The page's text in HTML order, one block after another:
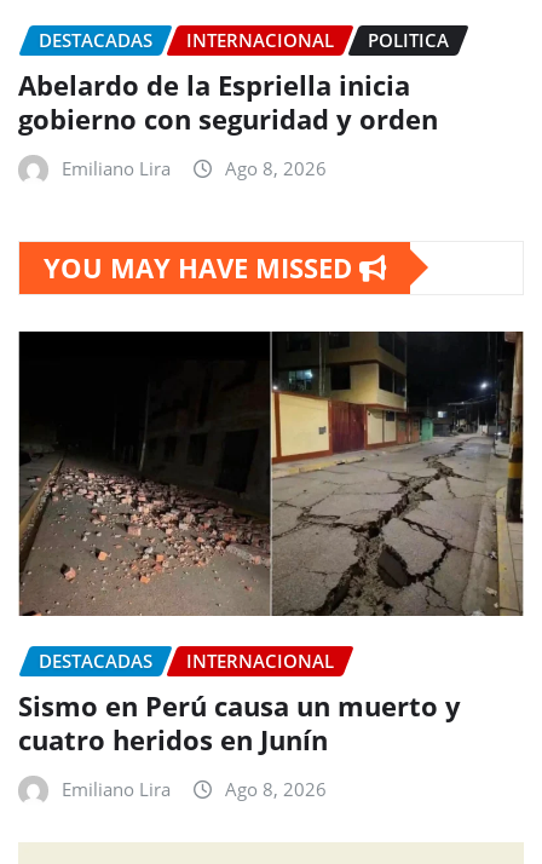
DESTACADAS INTERNACIONAL POLITICA
Abelardo de la Espriella inicia
gobierno con seguridad y orden
Emiliano Lira Ago 8, 2026
YOU MAY HAVE MISSED
DESTACADAS INTERNACIONAL
Sismo en Perú causa un muerto y
cuatro heridos en Junín
Emiliano Lira Ago 8, 2026